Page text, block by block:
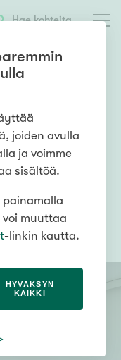
Hae kohteita
,Pasila
€
joiden avulla
ja voimme
sisältöä.
painamalla
muuttaa
-linkin kautta.
HYVÄKSYN
KAIKKI